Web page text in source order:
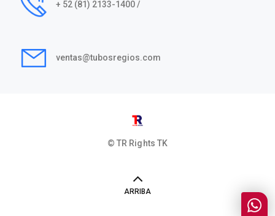
+ 52 (81) 2133-1400 /
ventas@tubosregios.com
© TR RightsTK
ARRIBA